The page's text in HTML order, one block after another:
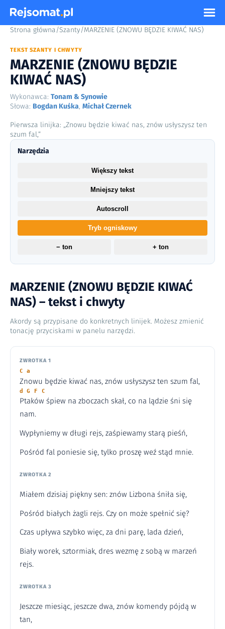
Strona główna/Szanty/MARZENIE (ZNOWU BĘDZIE KIWAĆ NAS)
TEKST SZANTY I CHWYTY
MARZENIE (ZNOWU BĘDZIE
KIWAĆ NAS)
Wykonawca: Tonam & Synowie
Słowa: Bogdan Kuśka, Michał Czernek
Pierwsza linijka: „Znowu będzie kiwać nas, znów usłyszysz ten
szum fal,”
MARZENIE (ZNOWU BĘDZIE KIWAĆ
NAS) – tekst i chwyty
Akordy są przypisane do konkretnych linijek. Możesz zmienić
tonację przyciskami w panelu narzędzi.
ZWROTKA 1
C a
Znowu będzie kiwać nas, znów usłyszysz ten szum fal,
d G F C
Ptaków śpiew na zboczach skał, co na lądzie śni się
nam.
Wypłyniemy w długi rejs, zaśpiewamy starą pieśń,
Pośród fal poniesie się, tylko proszę weź stąd mnie.
ZWROTKA 2
Miałem dzisiaj piękny sen: znów Lizbona śniła się,
Pośród białych żagli rejs. Czy on może spełnić się?
Czas upływa szybko więc, za dni parę, lada dzień,
Biały worek, sztormiak, dres wezmę z sobą w marzeń
rejs.
ZWROTKA 3
Jeszcze miesiąc, jeszcze dwa, znów komendy pójdą w
tan,
Narzędzia
Większy tekst
Mniejszy tekst
Autoscroll
Tryb ogniskowy
− ton + ton